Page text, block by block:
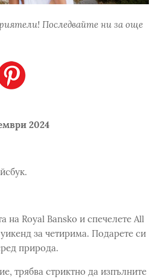
Последвайте ни за още
2024
на Royal Bansko и спечeлете All
за четирима. Подарете си
природа.
трябва стриктно да изпълните